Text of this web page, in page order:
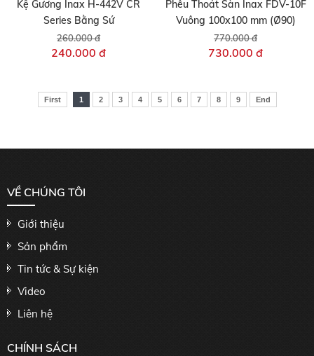
Kệ Gương Inax H-442V CR
Series Bằng Sứ
260.000 đ
240.000 đ
Phễu Thoát Sàn Inax FDV-10F
Vuông 100x100 mm (Ø90)
770.000 đ
730.000 đ
First 1 2 3 4 5 6 7 8 9 End
VỀ CHÚNG TÔI
Giới thiệu
Sản phẩm
Tin tức & Sự kiện
Video
Liên hệ
CHÍNH SÁCH